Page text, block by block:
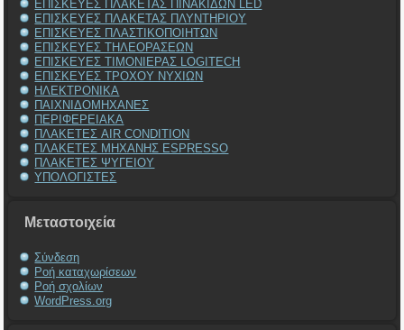
ΕΠΙΣΚΕΥΕΣ ΠΛΑΚΕΤΑΣ ΠΙΝΑΚΙΔΩΝ LED
ΕΠΙΣΚΕΥΕΣ ΠΛΑΚΕΤΑΣ ΠΛΥΝΤΗΡΙΟΥ
ΕΠΙΣΚΕΥΕΣ ΠΛΑΣΤΙΚΟΠΟΙΗΤΩΝ
ΕΠΙΣΚΕΥΕΣ ΤΗΛΕΟΡΑΣΕΩΝ
ΕΠΙΣΚΕΥΕΣ ΤΙΜΟΝΙΕΡΑΣ LOGITECH
ΕΠΙΣΚΕΥΕΣ ΤΡΟΧΟΥ ΝΥΧΙΩΝ
ΗΛΕΚΤΡΟΝΙΚΑ
ΠΑΙΧΝΙΔΟΜΗΧΑΝΕΣ
ΠΕΡΙΦΕΡΕΙΑΚΑ
ΠΛΑΚΕΤΕΣ AIR CONDITION
ΠΛΑΚΕΤΕΣ ΜΗΧΑΝΗΣ ESPRESSO
ΠΛΑΚΕΤΕΣ ΨΥΓΕΙΟΥ
ΥΠΟΛΟΓΙΣΤΕΣ
Μεταστοιχεία
Σύνδεση
Ροή καταχωρίσεων
Ροή σχολίων
WordPress.org